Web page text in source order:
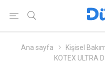
Ana sayfa Kişisel
KOTEX ULTRA